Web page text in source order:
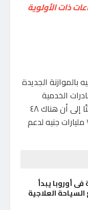
تخصيص ٩٠ مليار جنيه بالموازنة الجديدة
الخدمية
والسلعية وأنشطة ريادة الأعمال، لافتًا إلى أن هناك ٤٨
مليار جنيه لرد الأعباء التصديرية ونحو ٧ مليارات جنيه لدعم
فى أوروبا يبدأ
العلاجية